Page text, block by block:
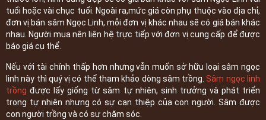
tuổi hoặc vài chục tuổi. Ngoài ra,mức giá còn phụ thuộc vào địa chỉ,
đơn vị bán sâm Ngọc Linh, mỗi đơn vị khác nhau sẽ có giá bán khác
nhau. Người mua nên liên hệ trực tiếp với đơn vị cung cấp để được
báo giá cụ thể.
Nếu với tài chính thấp hơn nhưng vẫn muốn sở hữu loại sâm ngọc
linh này thì quý vị có thể tham khảo dòng sâm trồng. Sâm ngọc linh
trồng được lấy giống từ sâm tự nhiên, sinh trưởng và phát triển
trong tự nhiên nhưng có sự can thiệp của con người. Sâm được
con người trồng và có sự chăm sóc.